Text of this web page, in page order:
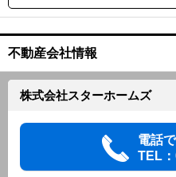
不動産会社情報
株式会社スターホームズ
電話
TEL